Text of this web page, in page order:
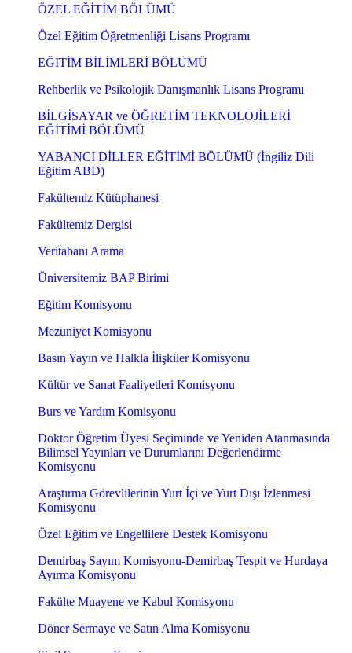
ÖZEL EĞİTİM BÖLÜMÜ
Özel Eğitim Öğretmenliği Lisans Programı
EĞİTİM BİLİMLERİ BÖLÜMÜ
Rehberlik ve Psikolojik Danışmanlık Lisans Programı
BİLGİSAYAR ve ÖĞRETİM TEKNOLOJİLERİ
EĞİTİMİ BÖLÜMÜ
YABANCI DİLLER EĞİTİMİ BÖLÜMÜ (İngiliz Dili
Eğitim ABD)
Fakültemiz Kütüphanesi
Fakültemiz Dergisi
Veritabanı Arama
Üniversitemiz BAP Birimi
Eğitim Komisyonu
Mezuniyet Komisyonu
Basın Yayın ve Halkla İlişkiler Komisyonu
Kültür ve Sanat Faaliyetleri Komisyonu
Burs ve Yardım Komisyonu
Doktor Öğretim Üyesi Seçiminde ve Yeniden Atanmasında
Bilimsel Yayınları ve Durumlarını Değerlendirme
Komisyonu
Araştırma Görevlilerinin Yurt İçi ve Yurt Dışı İzlenmesi
Komisyonu
Özel Eğitim ve Engellilere Destek Komisyonu
Demirbaş Sayım Komisyonu-Demirbaş Tespit ve Hurdaya
Ayırma Komisyonu
Fakülte Muayene ve Kabul Komisyonu
Döner Sermaye ve Satın Alma Komisyonu